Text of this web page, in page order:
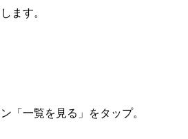
ます。
「一覧を見る」をタップ。